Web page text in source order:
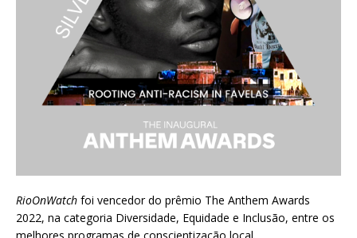
RioOnWatch foi vencedor do prêmio The Anthem Awards
2022, na categoria Diversidade, Equidade e Inclusão, entre os